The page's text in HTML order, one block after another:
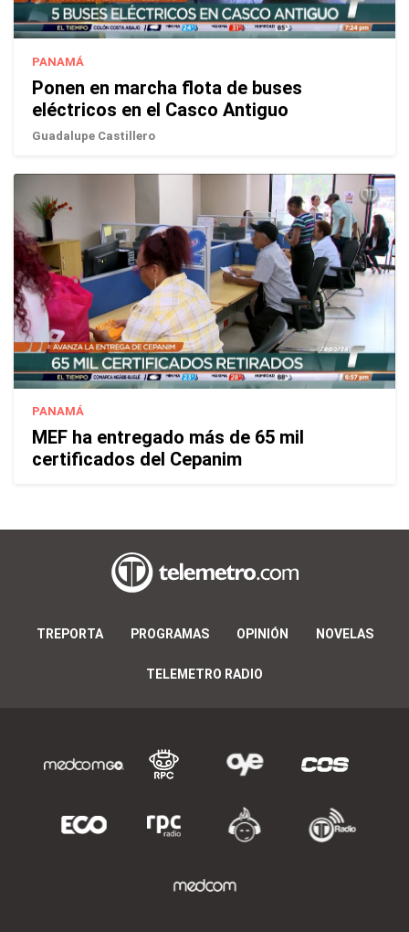
PANAMÁ
Ponen en marcha flota de buses
eléctricos en el Casco Antiguo
Guadalupe Castillero
PANAMÁ
MEF ha entregado más de 65 mil
certificados del Cepanim
TREPORTA PROGRAMAS OPINIÓN NOVELAS
TELEMETRO RADIO